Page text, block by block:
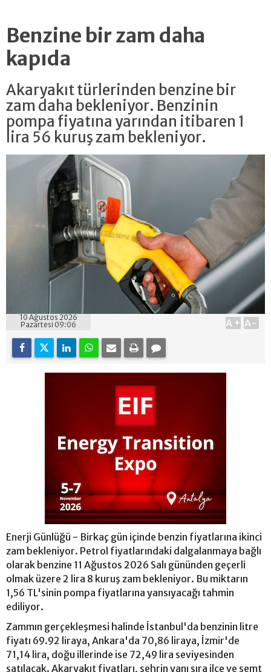
Benzine bir zam daha
kapıda
Akaryakıt türlerinden benzine bir
zam daha bekleniyor. Benzinin
pompa fiyatına yarından itibaren 1
lira 56 kuruş zam bekleniyor.
10 Ağustos 2026
Pazartesi 09:06
A+ A-
Enerji Günlüğü - Birkaç gün içinde benzin fiyatlarına ikinci
zam bekleniyor. Petrol fiyatlarındaki dalgalanmaya bağlı
olarak benzine 11 Ağustos 2026 Salı gününden geçerli
olmak üzere 2 lira 8 kuruş zam bekleniyor. Bu miktarın
1,56 TL'sinin pompa fiyatlarına yansıyacağı tahmin
ediliyor.
Zammın gerçekleşmesi halinde İstanbul'da benzinin litre
fiyatı 69.92 liraya, Ankara'da 70,86 liraya, İzmir'de
71,14 lira, doğu illerinde ise 72,49 lira seviyesinden
satılacak. Akaryakıt fiyatları, şehrin yanı sıra ilçe ve semt